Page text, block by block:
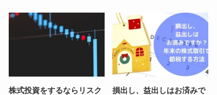
株式投資をするならリスク
損出し、益出しはお済みで